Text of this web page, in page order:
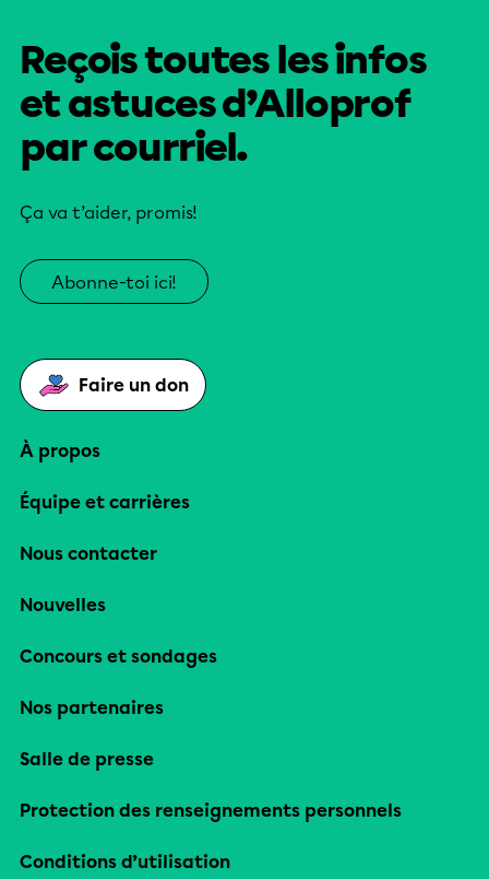
Reçois toutes les infos
et astuces d’Alloprof
par courriel.
Ça va t’aider, promis!
Abonne-toi ici!
Faire un don
À propos
Équipe et carrières
Nous contacter
Nouvelles
Concours et sondages
Nos partenaires
Salle de presse
Protection des renseignements personnels
Conditions d’utilisation